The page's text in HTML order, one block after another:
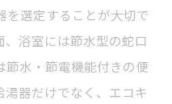
を選定することが大切で
浴室には節水型の蛇口
節水・節電機能付きの便
器だけでなく、エコキ